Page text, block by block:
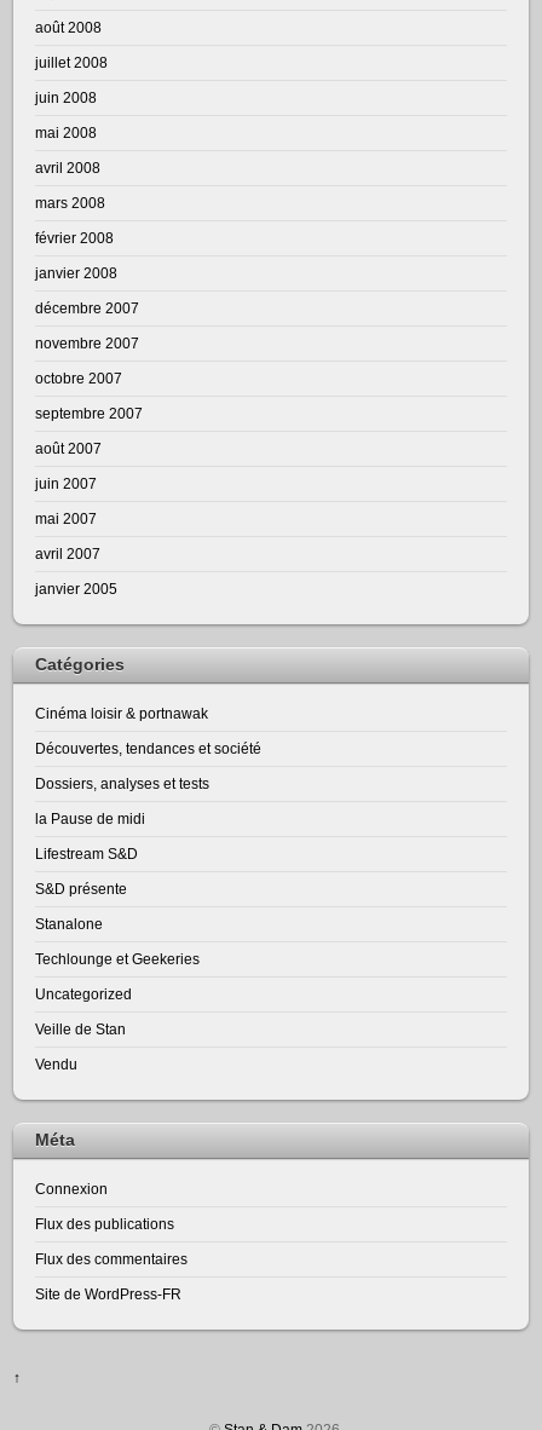
août 2008
juillet 2008
juin 2008
mai 2008
avril 2008
mars 2008
février 2008
janvier 2008
décembre 2007
novembre 2007
octobre 2007
septembre 2007
août 2007
juin 2007
mai 2007
avril 2007
janvier 2005
Catégories
Cinéma loisir & portnawak
Découvertes, tendances et société
Dossiers, analyses et tests
la Pause de midi
Lifestream S&D
S&D présente
Stanalone
Techlounge et Geekeries
Uncategorized
Veille de Stan
Vendu
Méta
Connexion
Flux des publications
Flux des commentaires
Site de WordPress-FR
↑